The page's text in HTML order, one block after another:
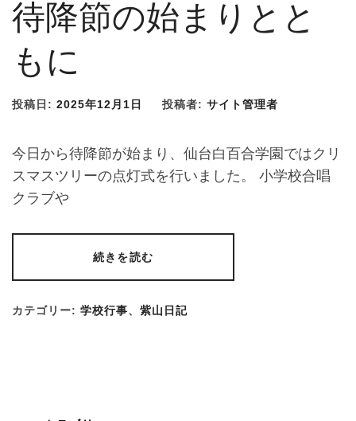
待降節の始まりとと
もに
投稿日: 2025年12月1日 投稿者: サイト管理者
今日から待降節が始まり、仙台白百合学園ではクリ
スマスツリーの点灯式を行いました。 小学校合唱
クラブや
続きを読む
カテゴリー: 学校行事、 紫山日記